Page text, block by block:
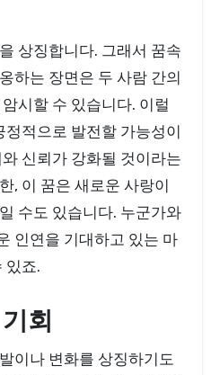
상징합니다. 그래서 꿈속
하는 장면은 두 사람 간의
시할 수 있습니다. 이럴
적으로 발전할 가능성이
신뢰가 강화될 것이라는
, 이 꿈은 새로운 사랑이
수도 있습니다. 누군가와
인연을 기대하고 있는 마
있죠.
회
이나 변화를 상징하기도